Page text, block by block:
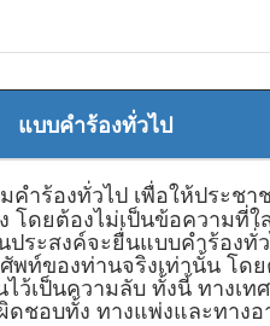
แบบคำร้องทั่วไป
ำร้องทั่วไป เพื่อให้ประชา
ดยต้องไม่เป็นข้อความที่
ระสงค์จะยื่นแบบคำร้องทั่
พท์ของท่านจริงเท่านั้น โ
เป็นความลับ ทั้งนี้ ทางเท
ชอบทั้ง ทางแพ่งและทาง